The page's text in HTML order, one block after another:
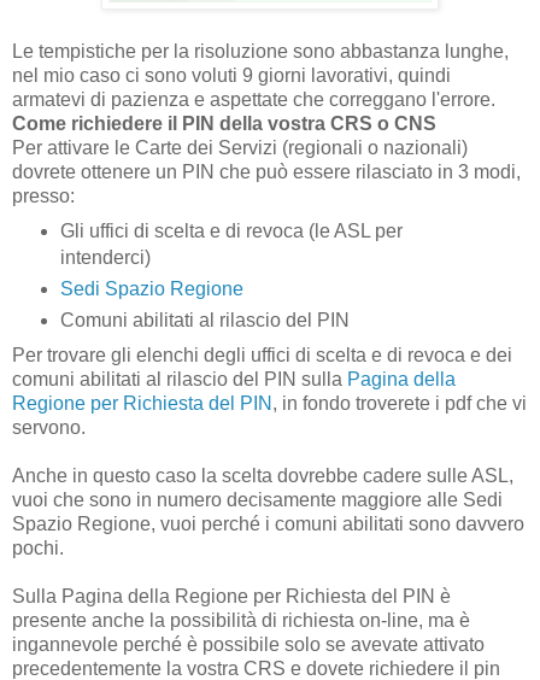
Le tempistiche per la risoluzione sono abbastanza lunghe,
nel mio caso ci sono voluti 9 giorni lavorativi, quindi
armatevi di pazienza e aspettate che correggano l'errore.
Come richiedere il PIN della vostra CRS o CNS
Per attivare le Carte dei Servizi (regionali o nazionali)
dovrete ottenere un PIN che può essere rilasciato in 3 modi,
presso:
Gli uffici di scelta e di revoca (le ASL per
intenderci)
Sedi Spazio Regione
Comuni abilitati al rilascio del PIN
Per trovare gli elenchi degli uffici di scelta e di revoca e dei
comuni abilitati al rilascio del PIN sulla Pagina della
Regione per Richiesta del PIN , in fondo troverete i pdf che vi
servono.
Anche in questo caso la scelta dovrebbe cadere sulle ASL,
vuoi che sono in numero decisamente maggiore alle Sedi
Spazio Regione, vuoi perché i comuni abilitati sono davvero
pochi.
Sulla Pagina della Regione per Richiesta del PIN è
presente anche la possibilità di richiesta on-line, ma è
ingannevole perché è possibile solo se avevate attivato
precedentemente la vostra CRS e dovete richiedere il pin